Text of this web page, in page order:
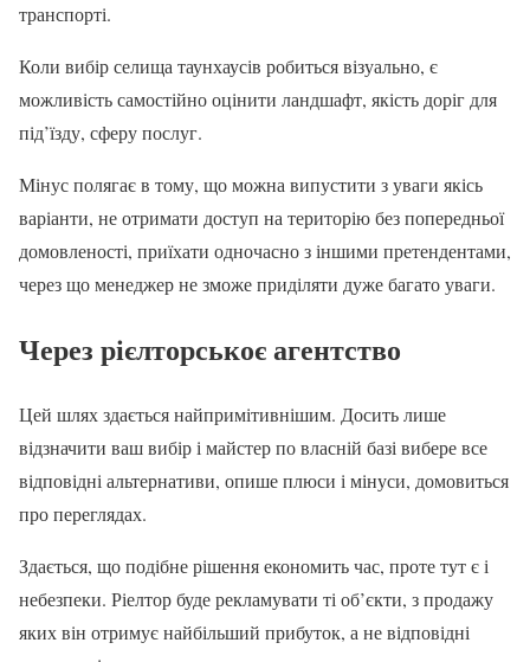
транспорті.
Коли вибір селища таунхаусів робиться візуально, є
можливість самостійно оцінити ландшафт, якість доріг для
під’їзду, сферу послуг.
Мінус полягає в тому, що можна випустити з уваги якісь
варіанти, не отримати доступ на територію без попередньої
домовленості, приїхати одночасно з іншими претендентами,
через що менеджер не зможе приділяти дуже багато уваги.
Через рієлторськоє агентство
Цей шлях здається найпримітивнішим. Досить лише
відзначити ваш вибір і майстер по власній базі вибере все
відповідні альтернативи, опише плюси і мінуси, домовиться
про переглядах.
Здається, що подібне рішення економить час, проте тут є і
небезпеки. Ріелтор буде рекламувати ті об’єкти, з продажу
яких він отримує найбільший прибуток, а не відповідні